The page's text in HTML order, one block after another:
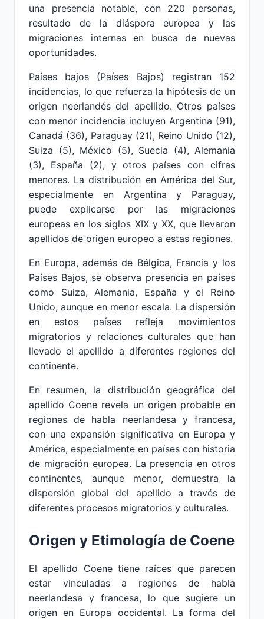
una presencia notable, con 220 personas,
resultado de la diáspora europea y las
migraciones internas en busca de nuevas
oportunidades.
Países bajos (Países Bajos) registran 152
incidencias, lo que refuerza la hipótesis de un
origen neerlandés del apellido. Otros países
con menor incidencia incluyen Argentina (91),
Canadá (36), Paraguay (21), Reino Unido (12),
Suiza (5), México (5), Suecia (4), Alemania
(3), España (2), y otros países con cifras
menores. La distribución en América del Sur,
especialmente en Argentina y Paraguay,
puede explicarse por las migraciones
europeas en los siglos XIX y XX, que llevaron
apellidos de origen europeo a estas regiones.
En Europa, además de Bélgica, Francia y los
Países Bajos, se observa presencia en países
como Suiza, Alemania, España y el Reino
Unido, aunque en menor escala. La dispersión
en estos países refleja movimientos
migratorios y relaciones culturales que han
llevado el apellido a diferentes regiones del
continente.
En resumen, la distribución geográfica del
apellido Coene revela un origen probable en
regiones de habla neerlandesa y francesa,
con una expansión significativa en Europa y
América, especialmente en países con historia
de migración europea. La presencia en otros
continentes, aunque menor, demuestra la
dispersión global del apellido a través de
diferentes procesos migratorios y culturales.
Origen y Etimología de Coene
El apellido Coene tiene raíces que parecen
estar vinculadas a regiones de habla
neerlandesa y francesa, lo que sugiere un
origen en Europa occidental. La forma del